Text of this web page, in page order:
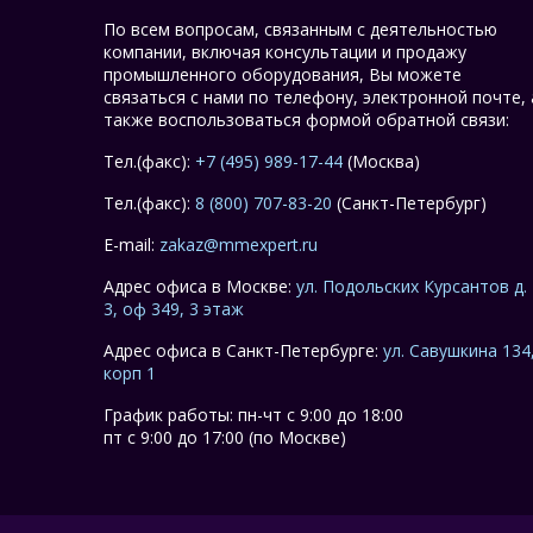
По всем вопросам, связанным с деятельностью
компании, включая консультации и продажу
промышленного оборудования, Вы можете
связаться с нами по телефону, электронной почте,
также воспользоваться формой обратной связи:
Тел.(факс): +7 (495) 989-17-44 (Москва)
Тел.(факс): 8 (800) 707-83-20 (Санкт-Петербург)
E-mail: zakaz@mmexpert.ru
Адрес офиса в Москве: ул. Подольских Курсантов д.
3, оф 349, 3 этаж
Адрес офиса в Санкт-Петербурге: ул. Савушкина
корп 1
График работы: пн-чт с 9:00 до 18:00
пт с 9:00 до 17:00 (по Москве)